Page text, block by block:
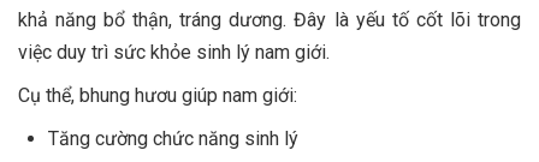
khả năng bổ thận, tráng dương. Đây là yếu tố cốt lõi trong
việc duy trì sức khỏe sinh lý nam giới.
Cụ thể, bhung hươu giúp nam giới:
Tăng cường chức năng sinh lý